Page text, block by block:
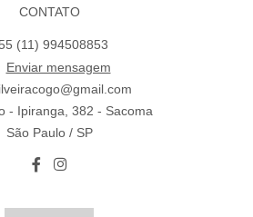
CONTATO
(11) 994508853
Enviar mensagem
- Ipiranga, 382 - Sacoma
São Paulo / SP